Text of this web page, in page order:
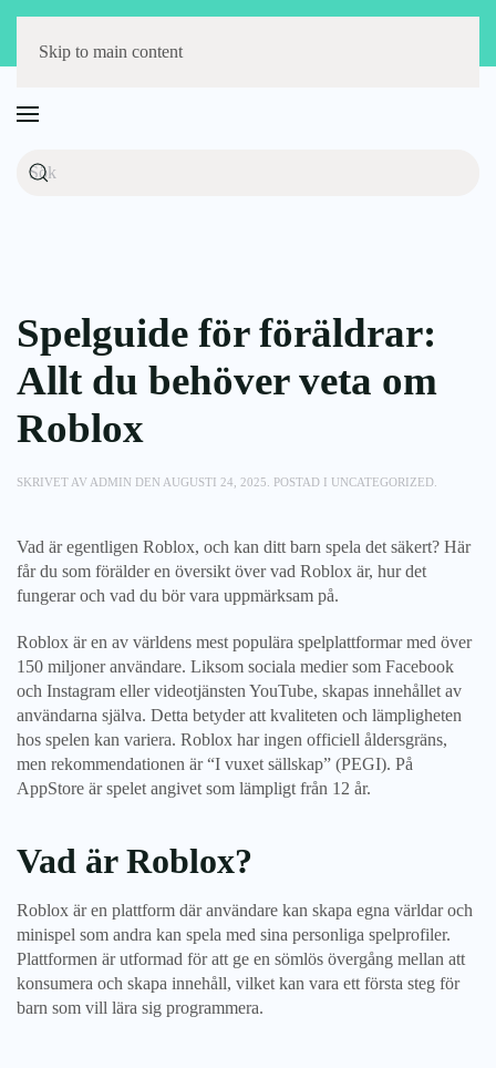
Skip to main content
Spelguide för föräldrar:
Allt du behöver veta om
Roblox
SKRIVET AV ADMIN DEN AUGUSTI 24, 2025 . POSTAD I UNCATEGORIZED
Vad är egentligen Roblox, och kan ditt barn spela det säkert? Här
får du som förälder en översikt över vad Roblox är, hur det
fungerar och vad du bör vara uppmärksam på.
Roblox är en av världens mest populära spelplattformar med över
150 miljoner användare. Liksom sociala medier som Facebook
och Instagram eller videotjänsten YouTube, skapas innehållet av
användarna själva. Detta betyder att kvaliteten och lämpligheten
hos spelen kan variera. Roblox har ingen officiell åldersgräns,
men rekommendationen är “I vuxet sällskap” (PEGI). På
AppStore är spelet angivet som lämpligt från 12 år.
Vad är Roblox?
Roblox är en plattform där användare kan skapa egna världar och
minispel som andra kan spela med sina personliga spelprofiler.
Plattformen är utformad för att ge en sömlös övergång mellan att
konsumera och skapa innehåll, vilket kan vara ett första steg för
barn som vill lära sig programmera.